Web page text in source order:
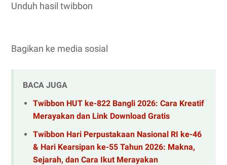
Unduh hasil twibbon
Bagikan ke media sosial
BACA JUGA
Twibbon HUT ke-822 Bangli 2026: Cara Kreatif
Merayakan dan Link Download Gratis
Twibbon Hari Perpustakaan Nasional RI ke-46
& Hari Kearsipan ke-55 Tahun 2026: Makna,
Sejarah, dan Cara Ikut Merayakan